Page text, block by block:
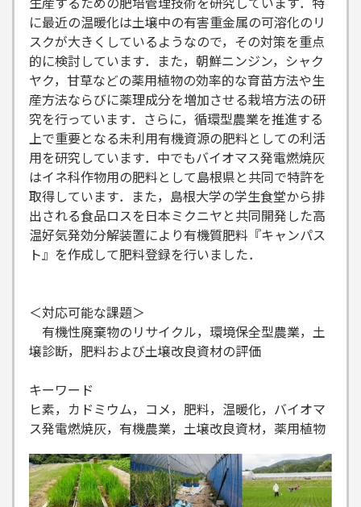
に最近の温暖化は土壌中の有害重金属の可溶化のリ
スクが大きくしているようなので，その対策を重点
的に検討しています．また，朝鮮ニンジン，シャク
ヤク，甘草などの薬用植物の効率的な育苗方法や生
産方法ならびに薬理成分を増加させる栽培方法の研
究を行っています．さらに，循環型農業を推進する
上で重要となる未利用有機資源の肥料としての利活
用を研究しています．中でもバイオマス発電燃焼灰
はイネ科作物用の肥料として島根県と共同で特許を
取得しています．また，島根大学の学生食堂から排
出される食品ロスを日本ミクニヤと共同開発した高
温好気発効分解装置により有機質肥料『キャンパス
ト』を作成して肥料登録を行いました．
＜対応可能な課題＞
有機性廃棄物のリサイクル，環境保全型農業，土
壌診断，肥料および土壌改良資材の評価
キーワード
ヒ素，カドミウム，コメ，肥料，温暖化，バイオマ
ス発電燃焼灰，有機農業，土壌改良資材，薬用植物